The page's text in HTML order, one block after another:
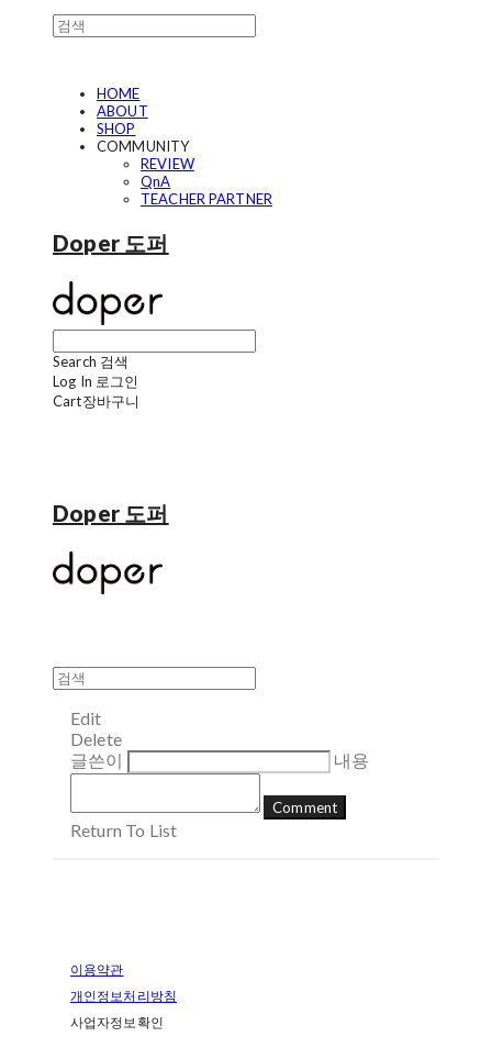
HOME
ABOUT
SHOP
COMMUNITY
REVIEW
QnA
TEACHER PARTNER
Doper 도퍼
Search 검색
Log In 로그인
Cart장바구니
Doper 도퍼
Edit
Delete
글쓴이
내용
Comment
Return To List
이용약관
개인정보처리방침
사업자정보확인